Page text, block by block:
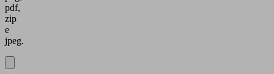
pdf,
zip
e
jpeg.